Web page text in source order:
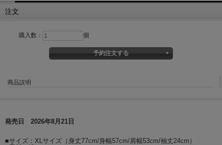
注文
購入数： 個
商品説明
発売日 2026年8月21日
■サイズ：XLサイズ（身丈77cm/身幅57cm/肩幅53cm/袖丈24cm）